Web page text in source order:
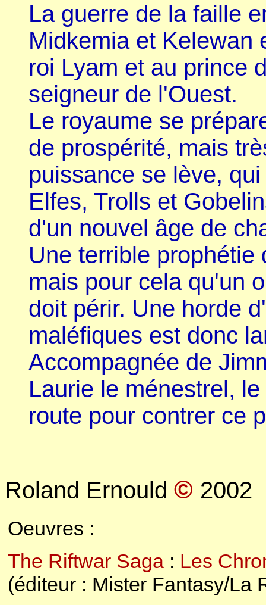
La guerre de la faille
Midkemia et Kelewan
roi Lyam et au prince
seigneur de l'Ouest.
Le royaume se
de prospérité, mais
puissance se lève,
Elfes, Trolls et
d'un nouvel âge de
Une terrible prophétie
mais pour cela qu'un
doit périr. Une horde
maléfiques est donc
Accompagnée de
Laurie le ménestrel,
route pour contrer ce
Roland Ernould © 2002
Oeuvres :
The Riftwar Saga : Les
(éditeur : Mister Fantasy/La